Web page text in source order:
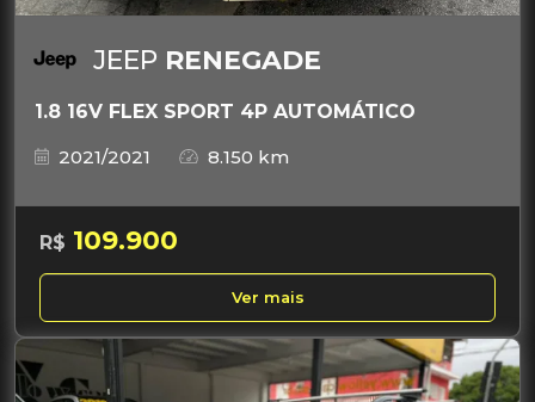
JEEP RENEGADE
1.8 16V FLEX SPORT 4P AUTOMÁTICO
2021/2021
8.150 km
R$ 109.900
Ver mais